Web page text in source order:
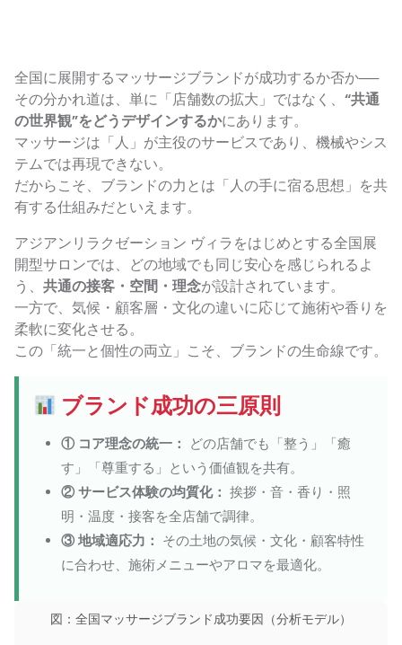
全国に展開するマッサージブランドが成功するか否か──
その分かれ道は、単に「店舗数の拡大」ではなく、 “共通
の世界観”をどうデザインするかにあります。
マッサージは「人」が主役のサービスであり、機械やシス
テムでは再現できない。
だからこそ、ブランドの力とは「人の手に宿る思想」を共
有する仕組みだといえます。
アジアンリラクゼーション ヴィラをはじめとする全国展
開型サロンでは、どの地域でも同じ安心を感じられるよ
う、 共通の接客・空間・理念が設計されています。
一方で、気候・顧客層・文化の違いに応じて施術や香りを
柔軟に変化させる。
この「統一と個性の両立」こそ、ブランドの生命線です。
ブランド成功の三原則
① コア理念の統一： どの店舗でも「整う」「癒
す」「尊重する」という価値観を共有。
② サービス体験の均質化： 挨拶・音・香り・照
明・温度・接客を全店舗で調律。
③ 地域適応力： その土地の気候・文化・顧客特性
に合わせ、施術メニューやアロマを最適化。
図：全国マッサージブランド成功要因（分析モデル）